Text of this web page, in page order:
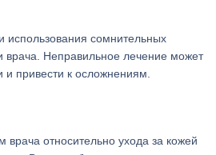
использования сомнительных
врача. Неправильное лечение может
и привести к осложнениям.
относительно ухода за кожей